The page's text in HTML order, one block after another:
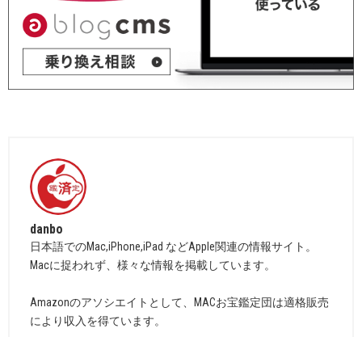
danbo
日本語でのMac,iPhone,iPad などApple関連の情報サイト。
Macに捉われず、様々な情報を掲載しています。
Amazonのアソシエイトとして、MACお宝鑑定団は適格販売
により収入を得ています。